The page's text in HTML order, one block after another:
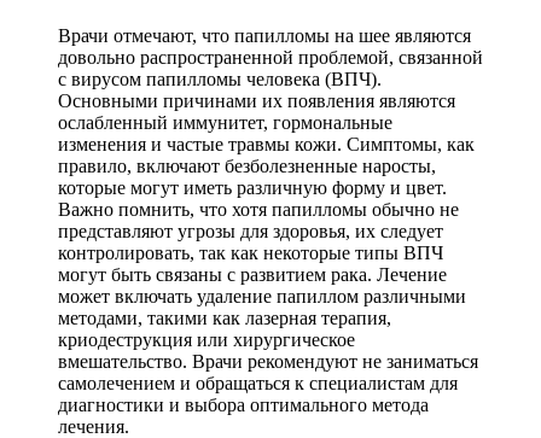
Врачи отмечают, что папилломы на шее являются
довольно распространенной проблемой, связанной
с вирусом папилломы человека (ВПЧ).
Основными причинами их появления являются
ослабленный иммунитет, гормональные
изменения и частые травмы кожи. Симптомы, как
правило, включают безболезненные наросты,
которые могут иметь различную форму и цвет.
Важно помнить, что хотя папилломы обычно не
представляют угрозы для здоровья, их следует
контролировать, так как некоторые типы ВПЧ
могут быть связаны с развитием рака. Лечение
может включать удаление папиллом различными
методами, такими как лазерная терапия,
криодеструкция или хирургическое
вмешательство. Врачи рекомендуют не заниматься
самолечением и обращаться к специалистам для
диагностики и выбора оптимального метода
лечения.